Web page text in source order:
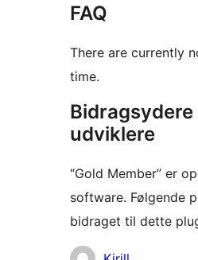
FAQ
There are currently
time.
Bidragsydere
udviklere
“Gold Member” er
software. Følgende
bidraget til dette
Bidragsydere